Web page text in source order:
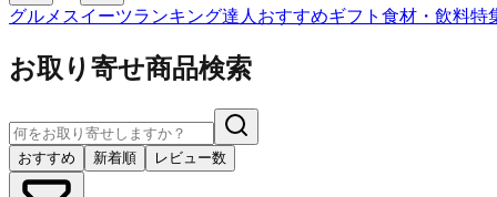
グルメ スイーツランキング達人おすすめギフト 食材・飲料特
お取り寄せ商品検索
おすすめ 新着順 レビュー数